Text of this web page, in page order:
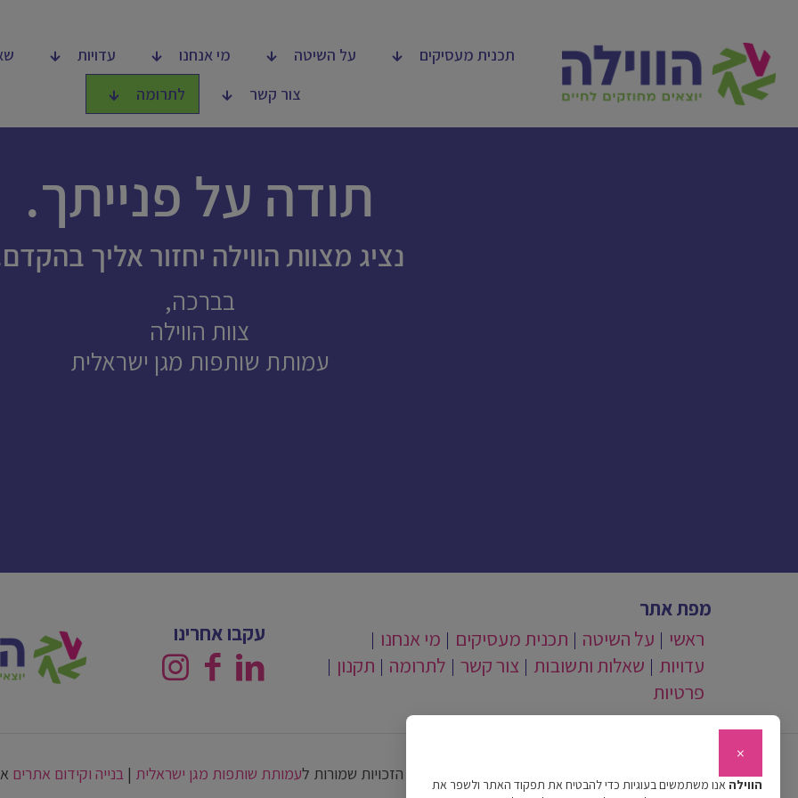
תכנית מעסיקים על השיטה מי אנחנו עדויות
צור קשר
לתרומה
תודה על פנייתך.
נציג מצוות הווילה יחזור אליך
בברכה,
צוות הווילה
עמותת שותפות מגן ישראלית
עקבו אחרינו
מפת אתר
ראשי
על השיטה תכנית מעסיקים
מי אנחנו
עדויות
שאלות ותשובות צור קשר לתרומה
תקנון
פרטיות
כל הזכויות שמורות לעמותת שותפות מגן ישראלית |בנייה וקידום אתרים
×
הווילה אנו משתמשים בעוגיות כדי להבטיח את תפקוד האתר ולשפר את